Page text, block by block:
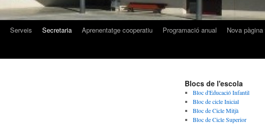
Serveis Secretaria Aprenentatge cooperatiu Programació anual
Nova pàgina
Blocs de l'escola
Bloc d'Educació Infantil
Bloc de cicle Inicial
Bloc de Cicle Mitjà
Bloc de Cicle Superior